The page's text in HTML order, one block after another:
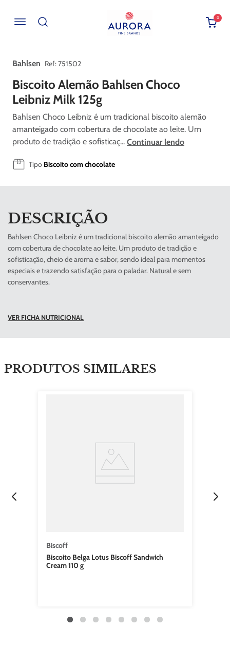
0
Bahlsen
:751502
Biscoito Alemão Bahlsen Choco
Leibniz Milk 125g
Bahlsen Choco Leibniz é um tradicional biscoito alemão
amanteigado com cobertura de chocolate ao leite. Um
produto de tradição e sofisticaç... Continuar lendo
Tipo Biscoito com chocolate
DESCRIÇÃO
Bahlsen Choco Leibniz é um tradicional biscoito alemão amanteigado
com cobertura de chocolate ao leite. Um produto de tradição e
sofisticação, cheio de aroma e sabor, sendo ideal para momentos
especiais e trazendo satisfação para o paladar. Natural e sem
conservantes.
VER FICHA NUTRICIONAL
Biscoff
Biscoito Belga Lotus Biscoff Sandwich
Cream 110 g